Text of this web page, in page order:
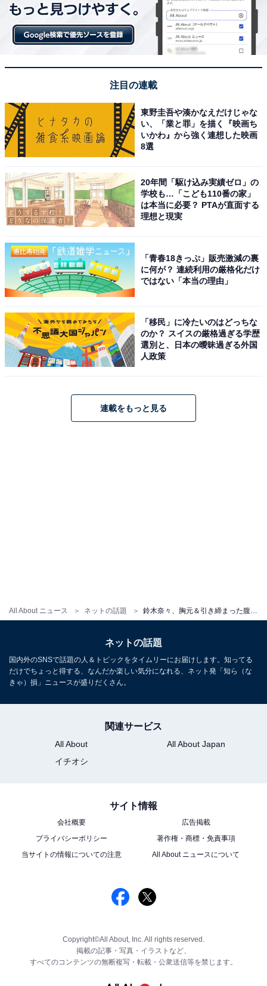
All About ニュース ネットの話題
注目の連載
東野圭吾や湊かなえだけじゃな
い、「業と罪」を描く『映画ち
いかわ』から強く連想した映画
8選
20年間「駆け込み実績ゼロ」の
学校も…「こども110番の家」
は本当に必要？ PTAが直面する
理想と現実
「青春18きっぷ」販売激減の裏
に何が？ 連続利用の厳格化だけ
ではない「本当の理由」
「移民」に冷たいのはどっちな
のか？ スイスの厳格過ぎる学歴
選別と、日本の曖昧過ぎる外国
人政策
連載をもっと見る
ネットの話題
国内外のSNSで話題の人＆トピックをタイムリーにお届けします。知ってる
だけでちょっと得する、なんだか楽しい気分になれる、ネット発「知ら（な
きゃ）損」ニュースが盛りだくさん。
関連サービス
All About
All About Japan
イチオシ
サイト情報
会社概要
広告掲載
プライバシーポリシー
著作権・商標・免責事項
当サイトの情報についての注意
All About ニュースについて
Copyright©All About, Inc. All rights reserved.
掲載の記事・写真・イラストなど、
すべてのコンテンツの無断複写・転載・公衆送信等を禁じます。